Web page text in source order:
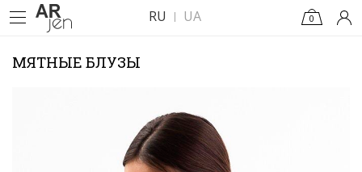
RU UA 0
МЯТНЫЕ БЛУЗЫ